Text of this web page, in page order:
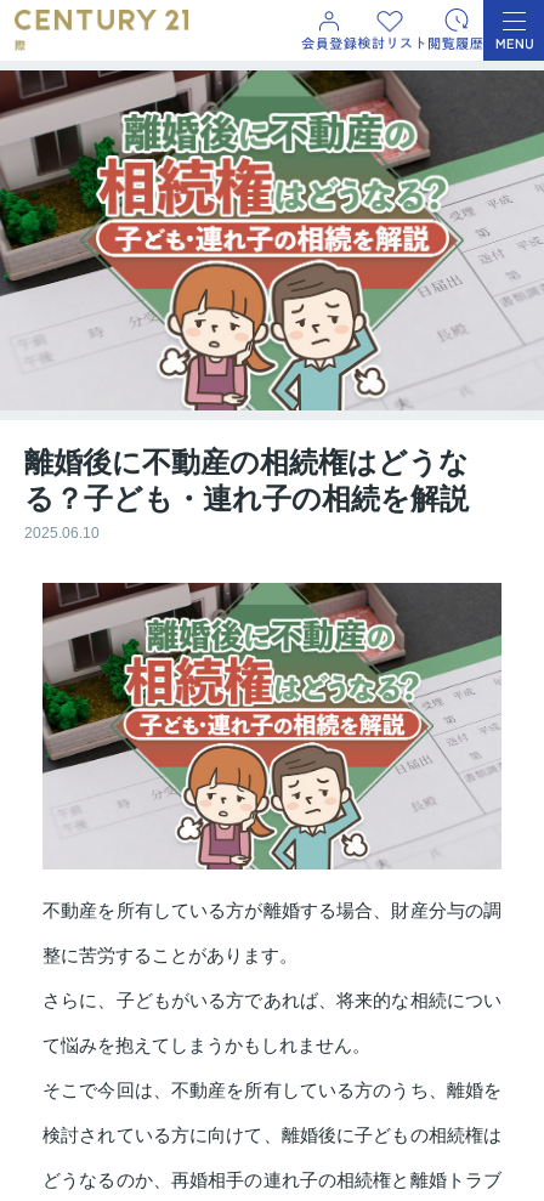
離婚後に不動産の相続権はどうな
る？子ども・連れ子の相続を解説
2025.06.10
不動産を所有している方が離婚する場合、財産分与の調
整に苦労することがあります。
さらに、子どもがいる方であれば、将来的な相続につい
て悩みを抱えてしまうかもしれません。
そこで今回は、不動産を所有している方のうち、離婚を
検討されている方に向けて、離婚後に子どもの相続権は
どうなるのか、再婚相手の連れ子の相続権と離婚トラブ